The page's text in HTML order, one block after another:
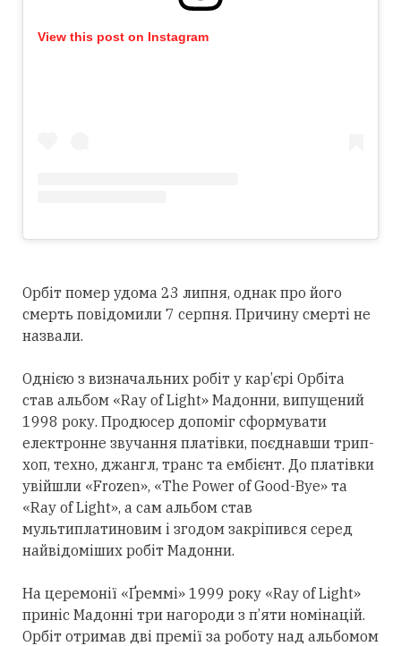
View this post on Instagram
Орбіт помер удома 23 липня, однак про його
смерть повідомили 7 серпня. Причину смерті не
назвали.
Однією з визначальних робіт у кар’єрі Орбіта
став альбом «Ray of Light» Мадонни, випущений
1998 року. Продюсер допоміг сформувати
електронне звучання платівки, поєднавши трип-
хоп, техно, джангл, транс та ембієнт. До платівки
увійшли «Frozen», «The Power of Good-Bye» та
«Ray of Light», а сам альбом став
мультиплатиновим і згодом закріпився серед
найвідоміших робіт Мадонни.
На церемонії «Ґреммі» 1999 року «Ray of Light»
приніс Мадонні три нагороди з п’яти номінацій.
Орбіт отримав дві премії за роботу над альбомом